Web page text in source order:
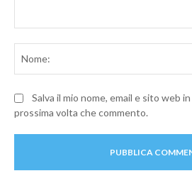
Salva il mio nome, email e sito web
prossima volta che commento.